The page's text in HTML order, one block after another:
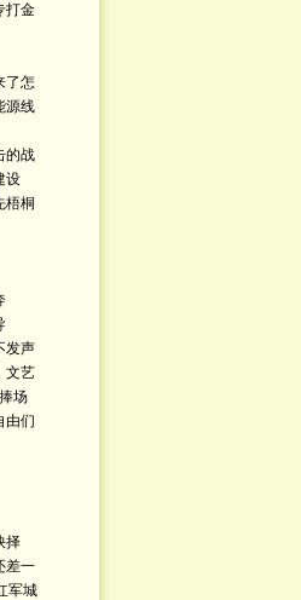
打金
了怎
源线
的战
设
梧桐
发声
文艺
场
由们
择
差一
军城